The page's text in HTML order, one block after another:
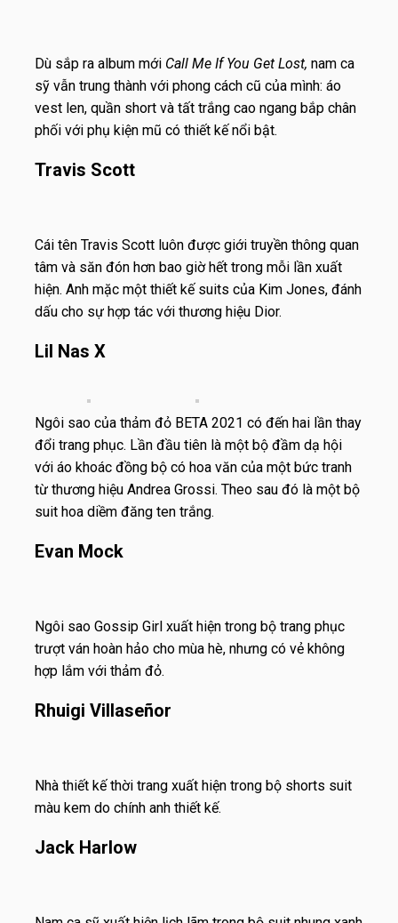
Dù sắp ra album mới Call Me If You Get Lost, nam ca
sỹ vẫn trung thành với phong cách cũ của mình: áo
vest len, quần short và tất trắng cao ngang bắp chân
phối với phụ kiện mũ có thiết kế nổi bật.
Travis Scott
Cái tên Travis Scott luôn được giới truyền thông quan
tâm và săn đón hơn bao giờ hết trong mỗi lần xuất
hiện. Anh mặc một thiết kế suits của Kim Jones, đánh
dấu cho sự hợp tác với thương hiệu Dior.
Lil Nas X
Ngôi sao của thảm đỏ BETA 2021 có đến hai lần thay
đổi trang phục. Lần đầu tiên là một bộ đầm dạ hội
với áo khoác đồng bộ có hoa văn của một bức tranh
từ thương hiệu Andrea Grossi. Theo sau đó là một bộ
suit hoa diềm đăng ten trắng.
Evan Mock
Ngôi sao Gossip Girl xuất hiện trong bộ trang phục
trượt ván hoàn hảo cho mùa hè, nhưng có vẻ không
hợp lắm với thảm đỏ.
Rhuigi Villaseñor
Nhà thiết kế thời trang xuất hiện trong bộ shorts suit
màu kem do chính anh thiết kế.
Jack Harlow